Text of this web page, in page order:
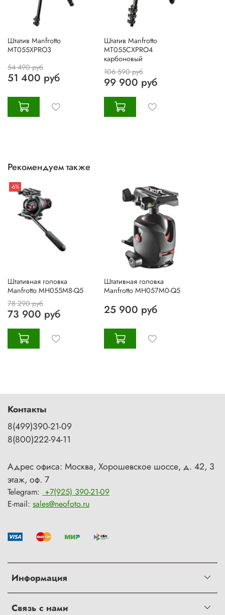
Штатив Manfrotto
MT055XPRO3
54 490 руб
51 400 руб
Штатив Manfrotto
MT055CXPRO4
карбоновый
106 590 руб
99 900 руб
Рекомендуем также
-6%
Штативная головка
Manfrotto MH055M8-Q5
78 290 руб
73 900 руб
Штативная головка
Manfrotto MH057M0-Q5
25 900 руб
Информация
Связь с нами
Контакты
8(499)390-21-09
8(800)222-94-11
Адрес офиса: Москва, Хорошевское шоссе, д. 42, 3
этаж, оф. 7
Telegram: +7(925) 390-21-09
E-mail: sales@neofoto.ru